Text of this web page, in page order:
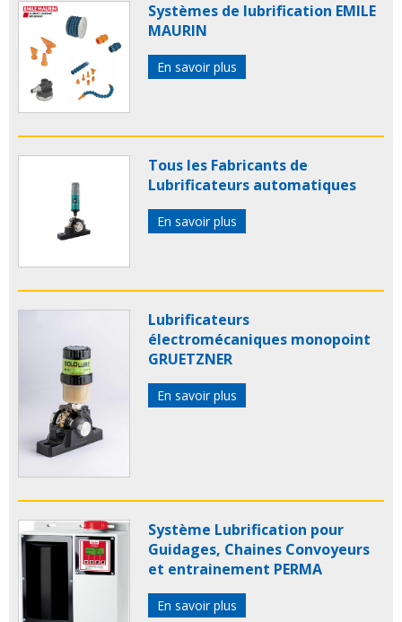
Systèmes de lubrification EMILE
MAURIN
En savoir plus
Tous les Fabricants de
Lubrificateurs automatiques
En savoir plus
Lubrificateurs
électromécaniques monopoint
GRUETZNER
En savoir plus
Système Lubrification pour
Guidages, Chaines Convoyeurs
et entrainement PERMA
En savoir plus